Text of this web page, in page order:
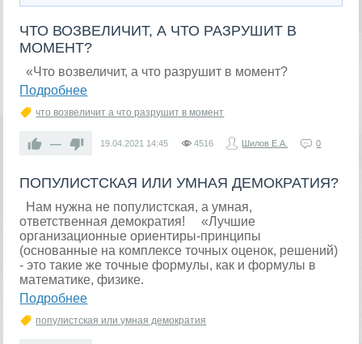
ЧТО ВОЗВЕЛИЧИТ, А ЧТО РАЗРУШИТ В
МОМЕНТ?
«Что возвеличит, а что разрушит в момент?
Подробнее
что возвеличит а что разрушит в момент
— 19.04.2021 14:45 4516 Шилов Е.А. 0
ПОПУЛИСТСКАЯ ИЛИ УМНАЯ ДЕМОКРАТИЯ?
Нам нужна не популистская, а умная,
ответственная демократия! «Лучшие
организационные ориентиры-принципы
(основанные на комплексе точных оценок, решений)
- это такие же точные формулы, как и формулы в
математике, физике.
Подробнее
популистская или умная демократия